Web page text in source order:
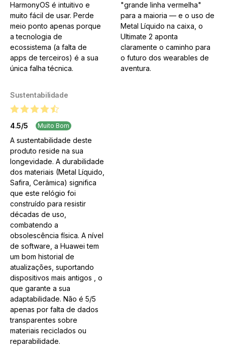
HarmonyOS é intuitivo e
muito fácil de usar. Perde
meio ponto apenas porque
a tecnologia de
ecossistema (a falta de
apps de terceiros) é a sua
única falha técnica.
"grande linha vermelha"
para a maioria — e o uso de
Metal Líquido na caixa, o
Ultimate 2 aponta
claramente o caminho para
o futuro dos wearables de
aventura.
Sustentabilidade
4.5/5 Muito Bom
A sustentabilidade deste
produto reside na sua
longevidade. A durabilidade
dos materiais (Metal Líquido,
Safira, Cerâmica) significa
que este relógio foi
construído para resistir
décadas de uso,
combatendo a
obsolescência física. A nível
de software, a Huawei tem
um bom historial de
atualizações, suportando
dispositivos mais antigos , o
que garante a sua
adaptabilidade. Não é 5/5
apenas por falta de dados
transparentes sobre
materiais reciclados ou
reparabilidade.